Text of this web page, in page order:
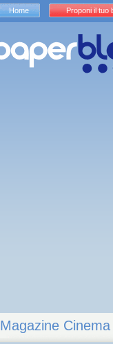
Magazine Cinema
Home Proponi il tuo